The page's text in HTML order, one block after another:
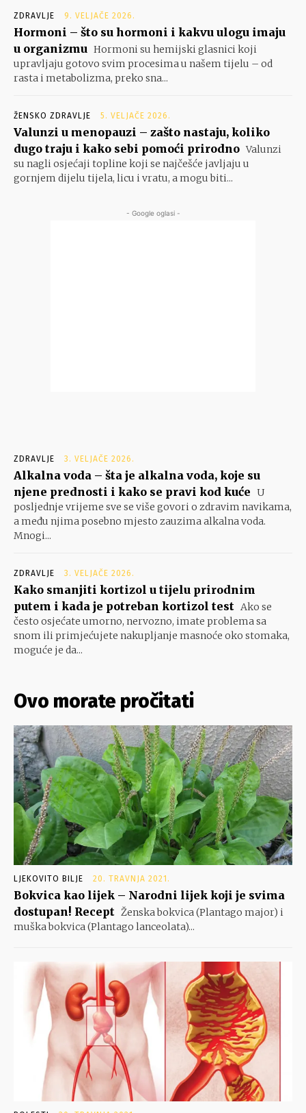
ZDRAVLJE 9. VELJAČE 2026.
Hormoni – što su hormoni i kakvu ulogu imaju
u organizmu Hormoni su hemijski glasnici koji
upravljaju gotovo svim procesima u našem tijelu – od
rasta i metabolizma, preko sna...
ŽENSKO ZDRAVLJE 5. VELJAČE 2026.
Valunzi u menopauzi – zašto nastaju, koliko
dugo traju i kako sebi pomoći prirodno Valunzi
su nagli osjećaji topline koji se najčešće javljaju u
gornjem dijelu tijela, licu i vratu, a mogu biti...
- Google oglasi -
ZDRAVLJE 3. VELJAČE 2026.
Alkalna voda – šta je alkalna voda, koje su
njene prednosti i kako se pravi kod kuće U
posljednje vrijeme sve se više govori o zdravim navikama,
a među njima posebno mjesto zauzima alkalna voda.
Mnogi...
ZDRAVLJE 3. VELJAČE 2026.
Kako smanjiti kortizol u tijelu prirodnim
putem i kada je potreban kortizol test Ako se
često osjećate umorno, nervozno, imate problema sa
snom ili primjećujete nakupljanje masnoće oko stomaka,
moguće je da...
Ovo morate pročitati
LJEKOVITO BILJE 20. TRAVNJA 2021.
Bokvica kao lijek – Narodni lijek koji je svima
dostupan! Recept Ženska bokvica (Plantago major) i
muška bokvica (Plantago lanceolata)...